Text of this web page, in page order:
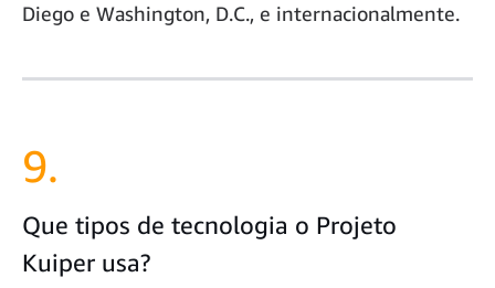
Diego e Washington, D.C., e internacionalmente.
9.
Que tipos de tecnologia o Projeto
Kuiper usa?